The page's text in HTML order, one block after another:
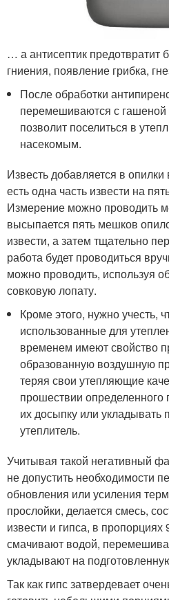
… а антисептик предотвратит
гниения, появление грибка,
После обработки
перемешиваются с гашеной
позволит поселиться в
насекомым.
Известь добавляется в
есть одна часть извести на
Измерение можно проводить
высыпается пять мешков
извести, а затем тщательно
работа будет проводиться
можно проводить, используя
совковую лопату.
Кроме этого, нужно учесть,
использованные для
временем имеют свойство
образованную воздушную
теряя свои утепляющие
прошествии определенного
их досыпку или укладывать
утеплитель.
Учитывая такой негативный
не допустить необходимости
обновления или усиления
прослойки, делается смесь,
извести и гипса, в
смачивают водой,
укладывают на
Так как гипс затвердевает